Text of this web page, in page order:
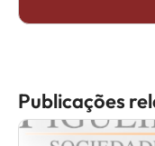
Publicações